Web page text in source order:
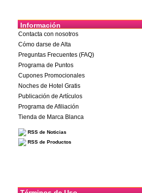
Información
Contacta con nosotros
Cómo darse de Alta
Preguntas Frecuentes (FAQ)
Programa de Puntos
Cupones Promocionales
Noches de Hotel Gratis
Publicación de Artículos
Programa de Afiliación
Tienda de Marca Blanca
RSS de Noticias
RSS de Productos